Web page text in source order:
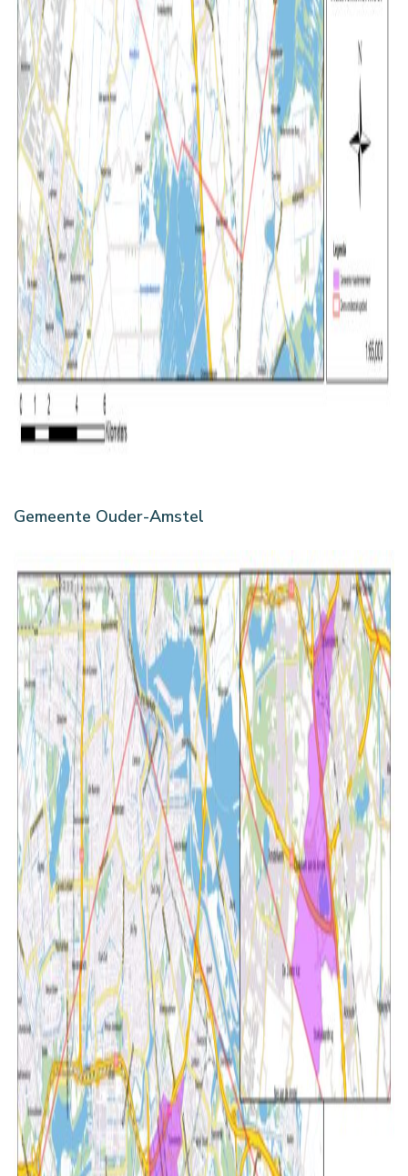
Gemeente Ouder-Amstel